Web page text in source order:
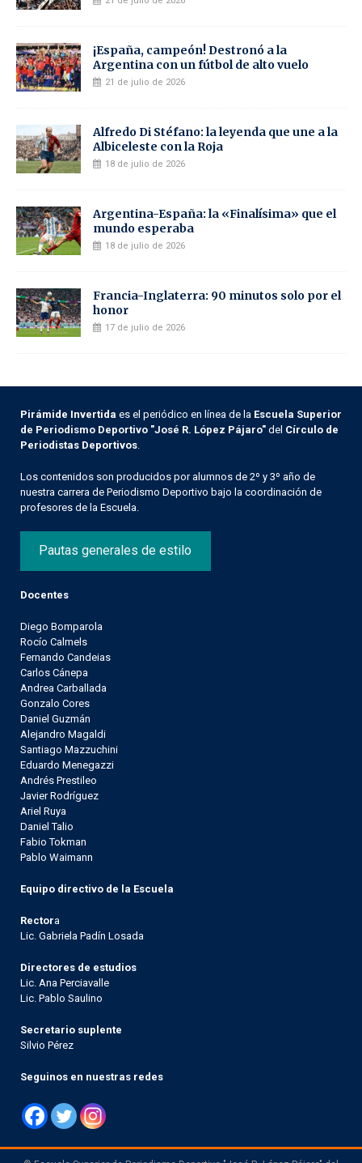
¡España, campeón! Destronó a la
Argentina con un fútbol de alto vuelo
21 de julio de 2026
Alfredo Di Stéfano: la leyenda que une a la
Albiceleste con la Roja
18 de julio de 2026
Argentina-España: la «Finalísima» que el
mundo esperaba
18 de julio de 2026
Francia-Inglaterra: 90 minutos solo por el
honor
17 de julio de 2026
Pirámide Invertida es el periódico en línea de la Escuela Superior
de Periodismo Deportivo "José R. López Pájaro" del Círculo de
Periodistas Deportivos
Los contenidos son producidos por alumnos de 2º y 3º año de
nuestra carrera de Periodismo Deportivo bajo la coordinación de
profesores de la Escuela.
Pautas generales de estilo
Docentes
Diego Bomparola
Rocío Calmels
Fernando Candeias
Carlos Cánepa
Andrea Carballada
Gonzalo Cores
Daniel Guzmán
Alejandro Magaldi
Santiago Mazzuchini
Eduardo Menegazzi
Andrés Prestileo
Javier Rodríguez
Ariel Ruya
Daniel Talio
Fabio Tokman
Pablo Waimann
Equipo directivo de la Escuela
Rectora
Lic. Gabriela Padín Losada
Directores de estudios
Lic. Ana Perciavalle
Lic. Pablo Saulino
Secretario suplente
Silvio Pérez
Seguinos en nuestras redes